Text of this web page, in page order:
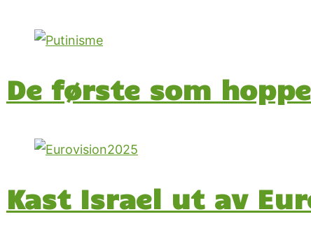
De første som
Kast Israel ut av